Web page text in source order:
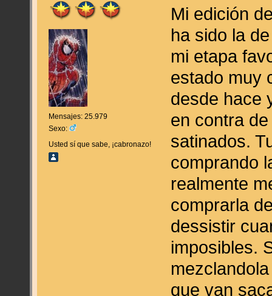
Mensajes: 25.979
Sexo:
Usted sí que sabe, ¡cabronazo!
Mi edición
ha sido la
mi etapa
estado muy
desde hace
en contra
satinados.
comprando
realmente
comprarla
dessistir
imposibles.
que van